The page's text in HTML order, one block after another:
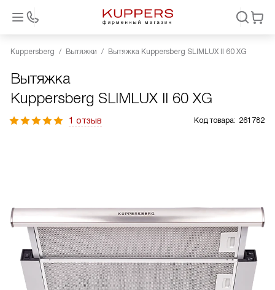
Kuppersberg Вытяжки Вытяжка Kuppersberg SLIMLUX II 60 XG
Вытяжка
Kuppersberg SLIMLUX II 60 XG
1 отзыв Код товара: 261782